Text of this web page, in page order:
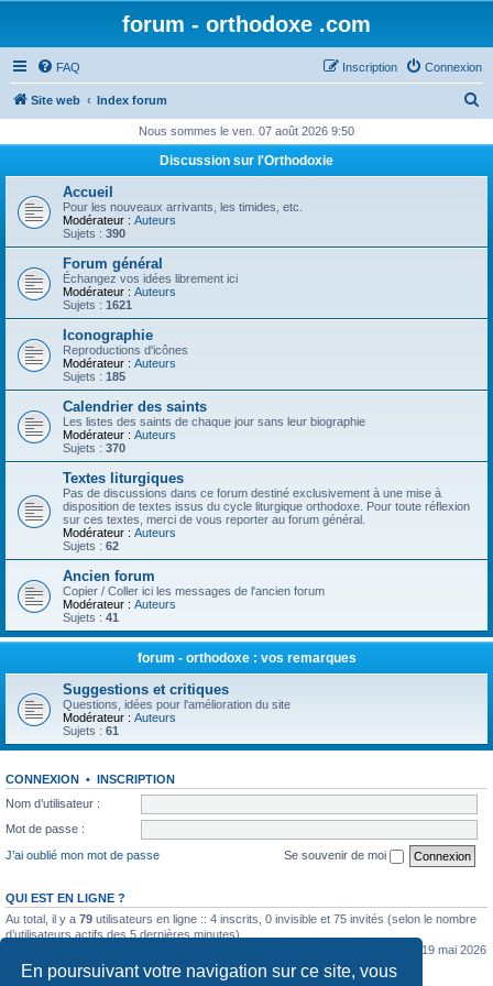
En poursuivant votre navigation sur ce site, vous
forum - orthodoxe .com
FAQ Connexion
Inscription
Site web Index forum
h
Nous sommes le ven. 07 août 2026 9:50
Discussion sur l'Orthodoxie
Accueil
Pour les nouveaux arrivants, les timides, etc.
Modérateur : Auteurs
Sujets : 390
Forum général
Échangez vos idées librement ici
Modérateur : Auteurs
Sujets : 1621
Iconographie
Reproductions d'icônes
Modérateur : Auteurs
Sujets : 185
Calendrier des saints
Les listes des saints de chaque jour sans leur biographie
Modérateur : Auteurs
Sujets : 370
Textes liturgiques
Pas de discussions dans ce forum destiné exclusivement à une mise à
disposition de textes issus du cycle liturgique orthodoxe. Pour toute réflexion
sur ces textes, merci de vous reporter au forum général.
Modérateur : Auteurs
Sujets : 62
Ancien forum
Copier / Coller ici les messages de l'ancien forum
Modérateur : Auteurs
Sujets : 41
forum - orthodoxe : vos remarques
Suggestions et critiques
Questions, idées pour l'amélioration du site
Modérateur : Auteurs
Sujets : 61
CONNEXION • INSCRIPTION
Nom d’utilisateur :
Mot de passe :
J’ai oublié mon mot de passe
Se souvenir de moi
QUI EST EN LIGNE ?
Au total, il y a 79 utilisateurs en ligne :: 4 inscrits, 0 invisible et 75 invités (selon le nombre
d’utilisateurs actifs des 5 dernières minutes)
le mar. 19 mai 2026
0:07